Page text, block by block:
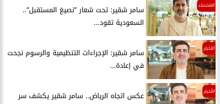
الاقتصاد
سامر شقير: تحت شعار ”نصيغ المستقبل”..
السعودية تقود...
الأخبار
سامر شقير: الإجراءات التنظيمية والرسوم نجحت
في إعادة...
الأخبار
عكس اتجاه الرياض.. سامر شقير يكشف سر